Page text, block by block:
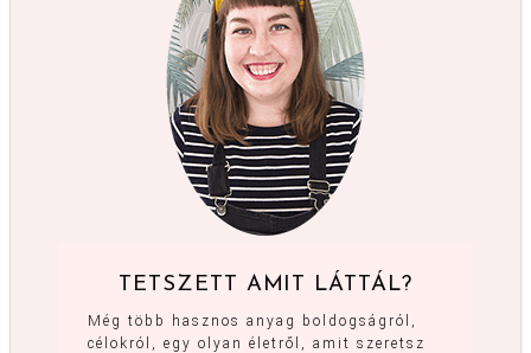
TETSZETT AMIT LÁTTÁL?
Még több hasznos anyag boldogságról,
célokról, egy olyan életről, amit szeretsz